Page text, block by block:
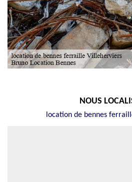
NOUS
location de bennes